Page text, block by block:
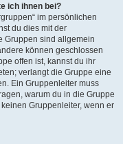
ich ihnen bei?
im persönlichen
du dies mit der
Gruppen sind allgemein
können geschlossen
offen ist, kannst du ihr
verlangt die Gruppe eine
Ein Gruppenleiter muss
warum du in die Gruppe
Gruppenleiter, wenn er